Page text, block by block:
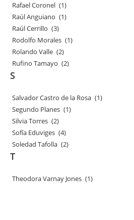
Rafael Coronel (1)
Raúl Anguiano (1)
Raúl Cerrillo (3)
Rodolfo Morales (1)
Rolando Valle (2)
Rufino Tamayo (2)
S
Salvador Castro de la Rosa (1)
Segundo Planes (1)
Silvia Torres (2)
Sofía Eduviges (4)
Soledad Tafolla (2)
T
Theodora Varnay Jones (1)